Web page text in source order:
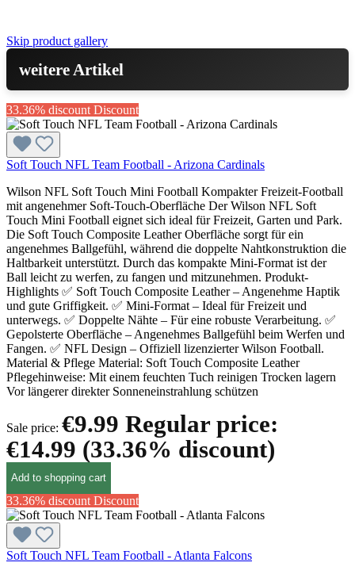
Skip product gallery
weitere Artikel
33.36% discount Discount
Soft Touch NFL Team Football - Arizona Cardinals
Wilson NFL Soft Touch Mini Football Kompakter Freizeit-Football
mit angenehmer Soft-Touch-Oberfläche Der Wilson NFL Soft
Touch Mini Football eignet sich ideal für Freizeit, Garten und Park.
Die Soft Touch Composite Leather Oberfläche sorgt für ein
angenehmes Ballgefühl, während die doppelte Nahtkonstruktion die
Haltbarkeit unterstützt. Durch das kompakte Mini-Format ist der
Ball leicht zu werfen, zu fangen und mitzunehmen. Produkt-
Highlights ✅ Soft Touch Composite Leather – Angenehme Haptik
und gute Griffigkeit. ✅ Mini-Format – Ideal für Freizeit und
unterwegs. ✅ Doppelte Nähte – Für eine robuste Verarbeitung. ✅
Gepolsterte Oberfläche – Angenehmes Ballgefühl beim Werfen und
Fangen. ✅ NFL Design – Offiziell lizenzierter Wilson Football.
Material & Pflege Material: Soft Touch Composite Leather
Pflegehinweise: Mit einem feuchten Tuch reinigen Trocken lagern
Vor längerer direkter Sonneneinstrahlung schützen
Sale price: €9.99 Regular price:
€14.99 (33.36% discount)
Add to shopping cart
33.36% discount Discount
Soft Touch NFL Team Football - Atlanta Falcons